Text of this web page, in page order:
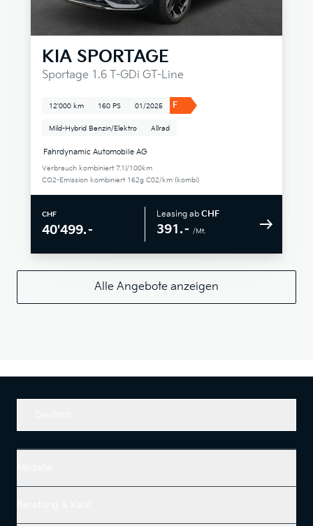
KIA SPORTAGE
Sportage 1.6 T-GDi GT-Line
12'000 km 160 PS 01/2025 F
Mild-Hybrid Benzin/Elektro Allrad
Fahrdynamic Automobile AG
Verbrauch kombiniert 7.1l/100km
CO2-Emission kombiniert 162g C02/km (kombi)
CHF
40'499.–
Leasing ab CHF
391.– /Mt.
Alle Angebote anzeigen